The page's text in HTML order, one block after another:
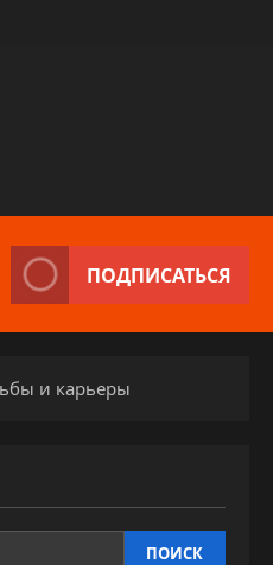
ПОДПИСАТЬСЯ
и карьеры
ПОИСК